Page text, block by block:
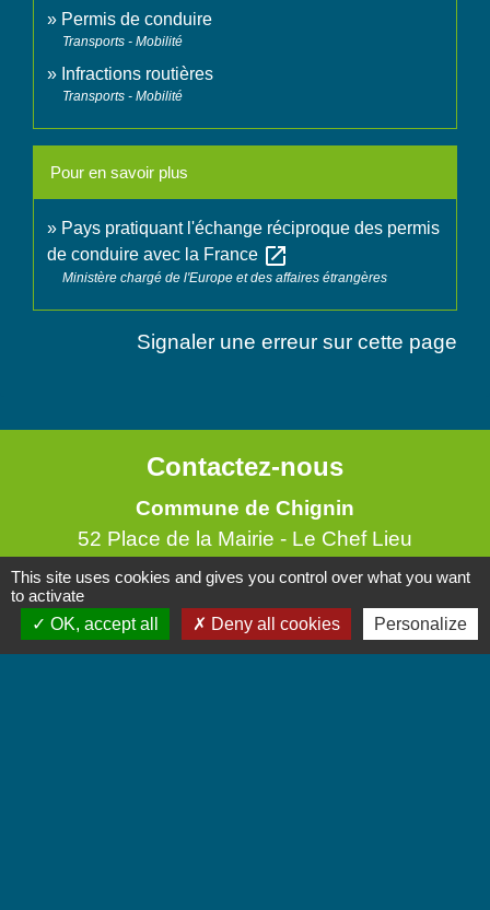
Permis de conduire
Transports - Mobilité
Infractions routières
Transports - Mobilité
Pour en savoir plus
Pays pratiquant l'échange réciproque des permis
de conduire avec la France open_in_new
Ministère chargé de l'Europe et des affaires étrangères
Signaler une erreur sur cette page
Contactez-nous
Commune de Chignin
52 Place de la Mairie - Le Chef Lieu
73800 Chignin - FRANCE
Contact par formulaire
This site uses cookies and gives you control over what you want
to activate
OK, accept all
Deny all cookies Personalize